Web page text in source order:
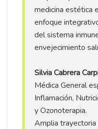
medicina estética
enfoque
del sistema
envejecimiento
Silvia Cabrera
Médica General
Inflamación,
y Ozonoterapia.
Amplia trayectoria